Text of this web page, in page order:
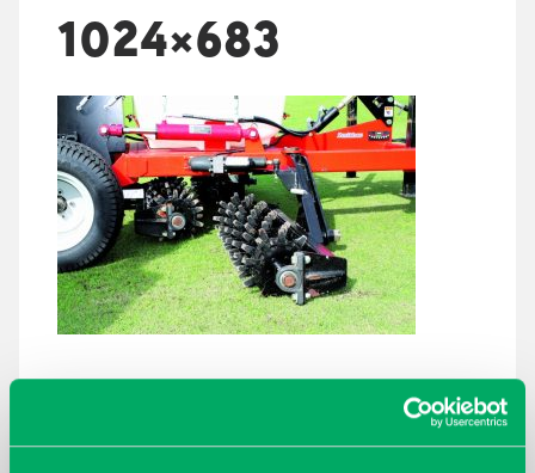
1024×683